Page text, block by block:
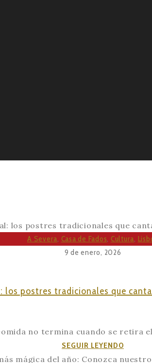
A Severa Casa de Fados Cultura
9 de enero, 2026
los postres tradicionales que
no termina cuando se retira
SEGUIR LEYENDO
dulce